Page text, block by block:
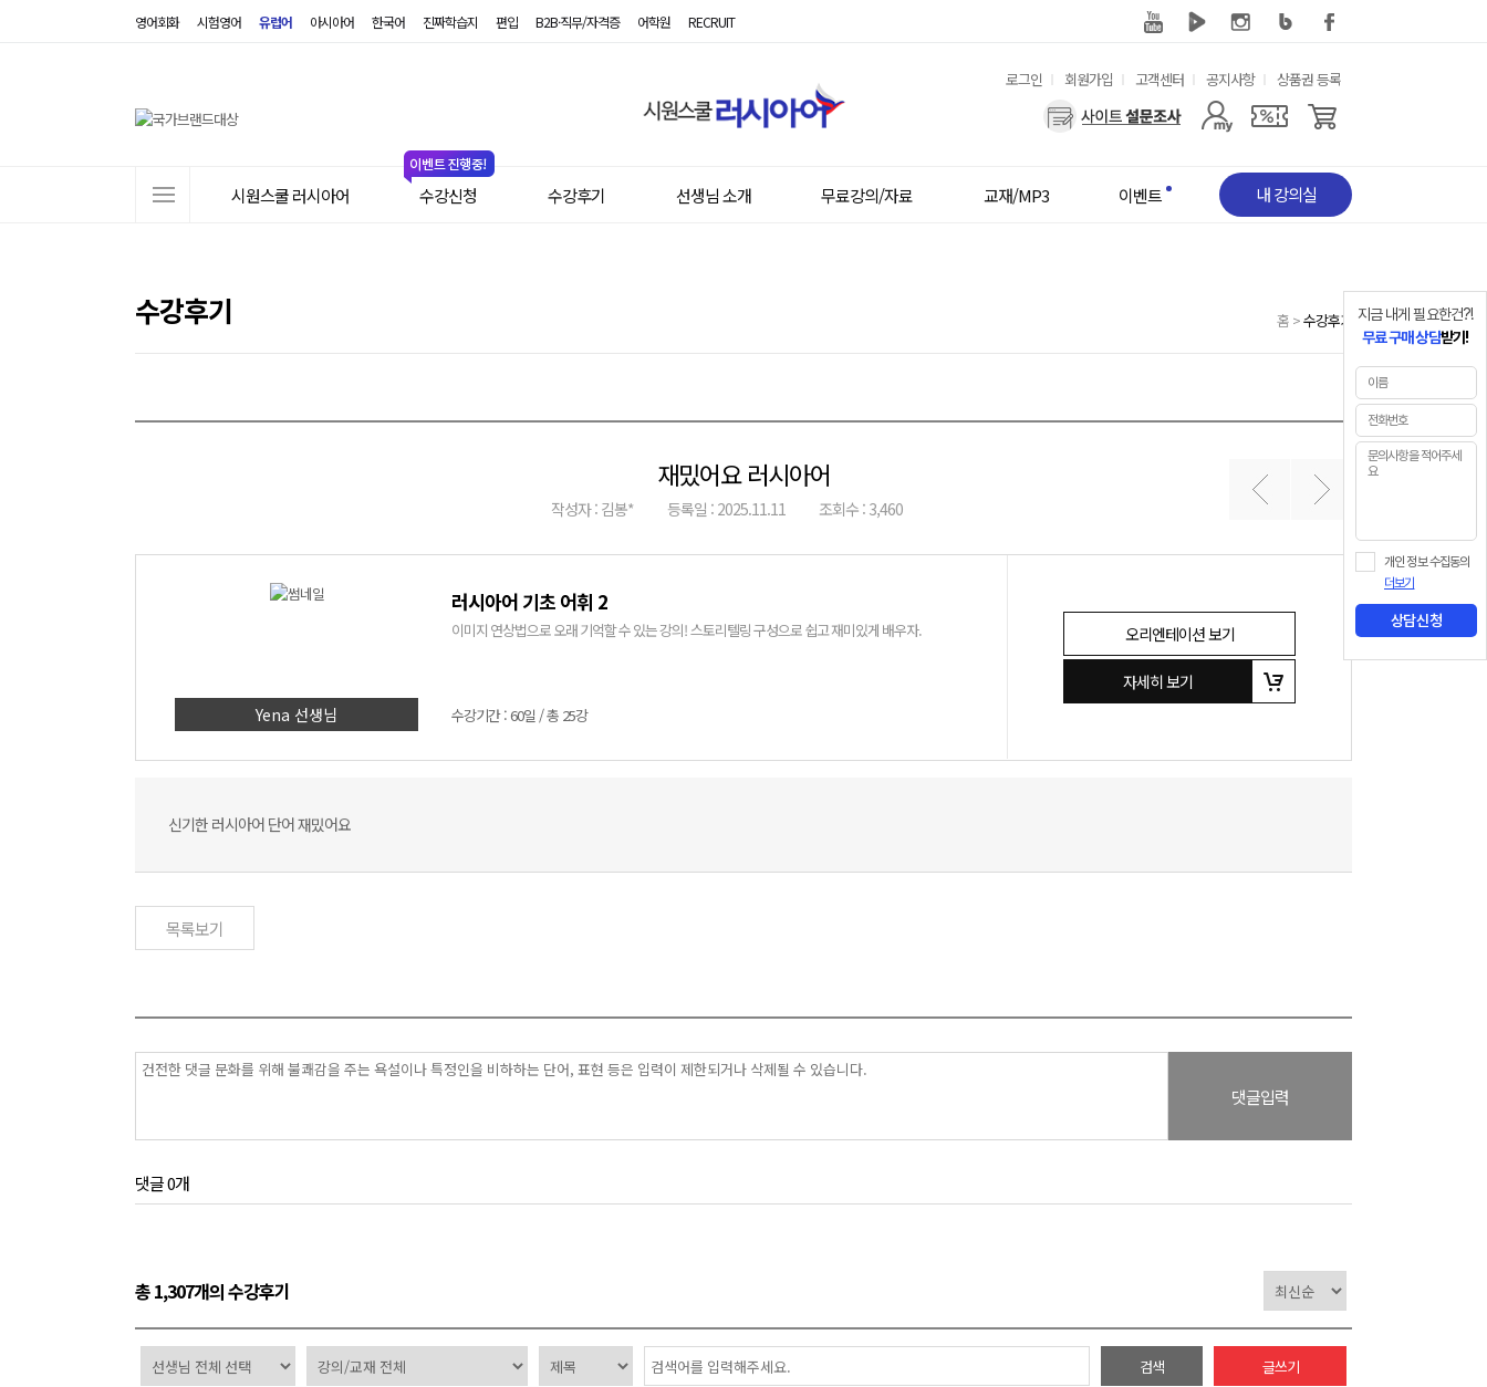
영어회화 시험영어 유럽어 아시아어 한국어 진짜학습지 편입 B2B·직무/자격증 어학원 RECRUIT
로그인 회원가입 고객센터 공지사항
상품권 등록
사
용
뉴
시원스쿨 러시아어 수강신청 수강후기 선생님 소개 무료강의/자료 교재/MP3 이벤트 내 강의실
수강후기 홈 >수강후기
재밌어요 러시아어
작성자 : 김봉* 등록일 : 2025.11.11 조회수 : 3,460
Yena 선생님
러시아어 기초 어휘 2
이미지 연상법으로 오래 기억할 수 있는 강의! 스토리텔링 구성으로 쉽고 재미있게 배우자.
수강기간 : 60일 / 총 25강
오리엔테이션 보기
자세히 보기
신기한 러시아어 단어 재밌어요
목록보기
댓글입력
댓글 0개
총 1,307개의 수강후기
검색 글쓰기
지금 내게 필요한건?!
무료 구매 상담받기!
개인 정보 수집동의
더보기
상담신청